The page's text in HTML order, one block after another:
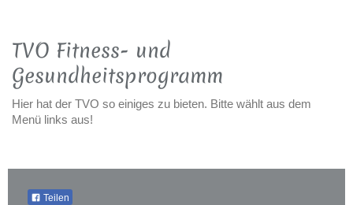
TVO Fitness- und
Gesundheitsprogramm
Hier hat der TVO so einiges zu bieten. Bitte wählt aus dem
Menü links aus!
Teilen